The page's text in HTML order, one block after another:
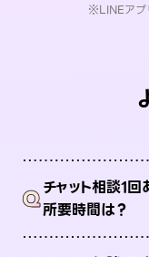
※LINEアプ
Qチャット相談1回
所要時間は？